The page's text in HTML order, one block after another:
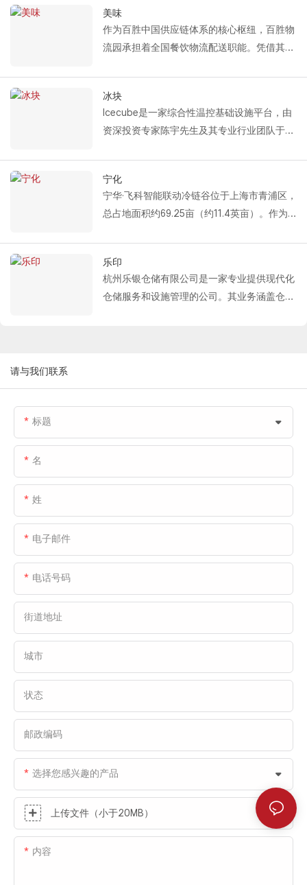
温分段门、冷库高速滑动门、液压装卸平台和
海绵装卸平台密封条。
Fastlink从多个维度全面满足永辉在生鲜食品
温控维护、高速通行、高效装卸以及节能密封
等。这为其民生供应链的稳定高效运行提供了
可靠的设施保障。
Fastlink 为咸丰水果提供的冷链物流设施解决
方案包括：保温分段门、保温高速卷帘门、液
压装卸平台和机械装卸平台。
力，这些解决方案有效地满足了先锋水果在仓
储物流过程中对温度控制和运营效率的要求。
美味
作为百胜中国供应链体系的核心枢纽，百胜物
流园承担着全国餐饮物流配送职能。凭借其高
流支持。
Fastlink 为 Yum 物流园提供的综合冷链装卸
解决方案包括：保温分段门、冷库高速卷帘
该集成解决方案通过保温分段门和海绵式装卸
平台密封条的协同作用实现高效密封，利用冷
库高速卷帘门确保货物运输效率，并借助液压
的冷链装卸闭环系统，为百胜物流园的仓储运
营提供全面的温度控制、能源效率管理和运营
效率保障。
冰块
Icecube是一家综合性温控基础设施平台，由
资深投资专家陈宇先生及其专业行业团队于
冷链服务，另一方面凭借其专业的投资和资产
管理能力，为金融客户构建稳定的核心资产组
合。
餐饮质量”为使命，致力于构建现代化、标准
化的温控仓储网络。
Fastlink 为 Icecube 提供的综合冷链设施解决
宁化
宁华·飞科智能联动冷链谷位于上海市青浦区，
总占地面积约69.25亩（约11.4英亩）。作为
Fastlink 为本项目定制了以下冷链物流设施解
决方案：保温分段式门：有效维持仓库内部温
度稳定，降低能耗；冷库高速滑动门：满足高
乐印
杭州乐银仓储有限公司是一家专业提供现代化
仓储服务和设施管理的公司。其业务涵盖仓储
请与我们联系
标题
名
姓
电子邮件
电话号码
街道地址
城市
状态
邮政编码
选择您感兴趣的产品
上传文件（小于20MB）
内容